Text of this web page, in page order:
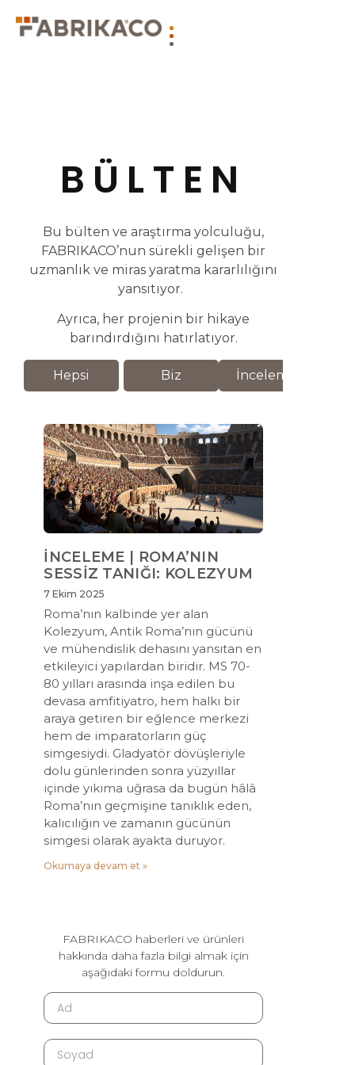
BÜLTEN
Bu bülten ve araştırma yolculuğu,
FABRIKACO’nun sürekli gelişen bir
uzmanlık ve miras yaratma kararlılığını
yansıtıyor.
Ayrıca, her projenin bir hikaye
barındırdığını hatırlatıyor.
Hepsi Biz İnceleme
İNCELEME | ROMA’NIN
SESSİZ TANIĞI: KOLEZYUM
7 Ekim 2025
Roma’nın kalbinde yer alan
Kolezyum, Antik Roma’nın gücünü
ve mühendislik dehasını yansıtan en
etkileyici yapılardan biridir. MS 70-
80 yılları arasında inşa edilen bu
devasa amfitiyatro, hem halkı bir
araya getiren bir eğlence merkezi
hem de imparatorların güç
simgesiydi. Gladyatör dövüşleriyle
dolu günlerinden sonra yüzyıllar
içinde yıkıma uğrasa da bugün hâlâ
Roma’nın geçmişine tanıklık eden,
kalıcılığın ve zamanın gücünün
simgesi olarak ayakta duruyor.
Okumaya devam et »
FABRIKACO haberleri ve ürünleri
hakkında daha fazla bilgi almak için
aşağıdaki formu doldurun.